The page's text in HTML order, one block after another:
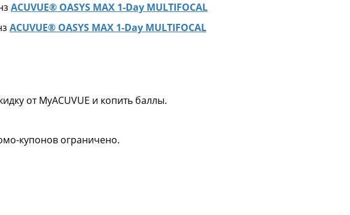
ACUVUE® OASYS MAX 1-Day MULTIFOCAL
ACUVUE® OASYS MAX 1-Day MULTIFOCAL
от MyACUVUE и копить баллы.
купонов ограничено.